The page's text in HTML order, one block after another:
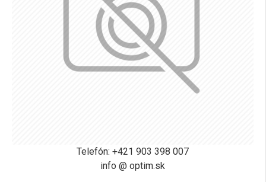
Telefón: +421 903 398 007
info @ optim.sk